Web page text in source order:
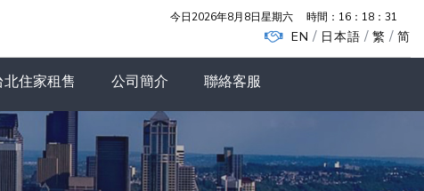
今日2026年8月8日星期六時間： 16：18：32
EN / 日本語 / 繁 / 简
北住家租售 公司簡介 聯絡客服